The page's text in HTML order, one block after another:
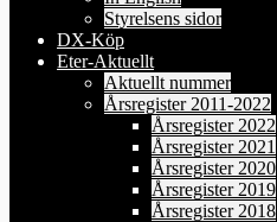
Styrelsens sidor
DX-Köp
Eter-Aktuellt
Aktuellt nummer
Årsregister 2011-2022
Årsregister 2022
Årsregister 2021
Årsregister 2020
Årsregister 2019
Årsregister 2018